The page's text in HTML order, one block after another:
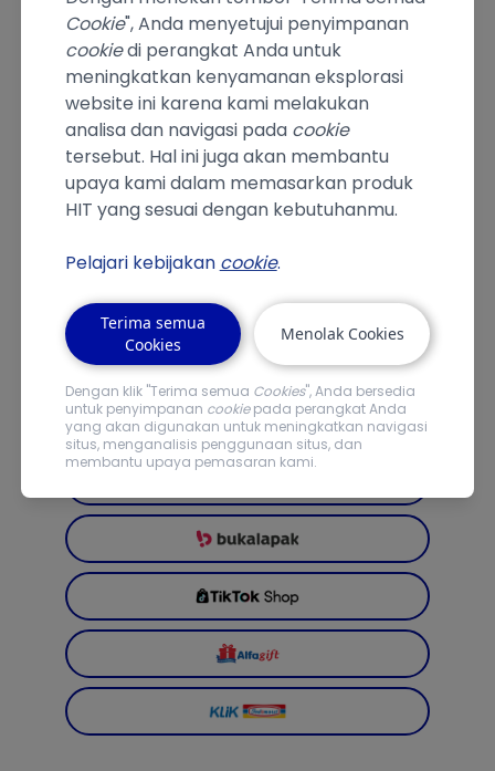
Beli Sekarang
Dapatkan produk HIT
GoodKnight Xpress melalui
Cookie", Anda menyetujui penyimpanan
cookiedi perangkat Anda untuk
meningkatkan kenyamanan eksplorasi
website ini karena kami melakukan
analisa dan navigasi pada cookie
tersebut. Hal ini juga akan membantu
upaya kami dalam memasarkan produk
HIT yang sesuai dengan kebutuhanmu.
Pelajari kebijakan cookie.
Terima semua
Cookies
Menolak Cookies
Dengan klik "Terima semua Cookies", Anda bersedia
untuk penyimpanan cookiepada perangkat Anda
yang akan digunakan untuk meningkatkan navigasi
situs, menganalisis penggunaan situs, dan
membantu upaya pemasaran kami.